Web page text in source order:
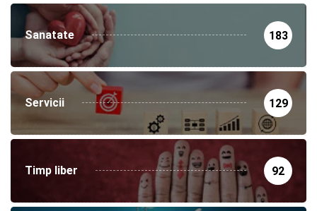
Sanatate 183
Servicii 129
Timp liber 92